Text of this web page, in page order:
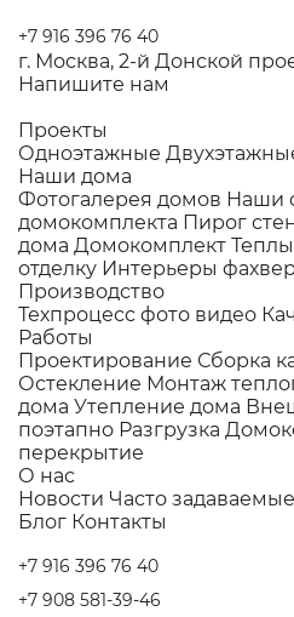
+7 916 396 76 40
г. Москва, 2-й Донской
Напишите нам
Проекты
Одноэтажные
Наши дома
Фотогалерея домов Наши
домокомплекта Пирог
дома Домокомплект
отделку Интерьеры
Производство
Техпроцесс фото видео
Работы
Проектирование Сборка
Остекление Монтаж
дома Утепление дома
поэтапно Разгрузка
перекрытие
О нас
Новости Часто
Блог Контакты
+7 916 396 76 40
+7 908 581-39-46